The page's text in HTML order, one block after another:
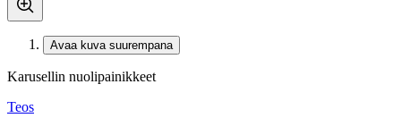
Avaa kuva suurempana
Karusellin nuolipainikkeet
Teos